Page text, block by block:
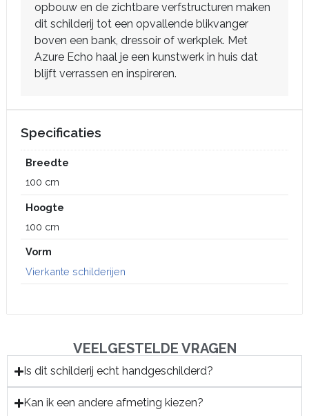
opbouw en de zichtbare verfstructuren maken
dit schilderij tot een opvallende blikvanger
boven een bank, dressoir of werkplek. Met
Azure Echo haal je een kunstwerk in huis dat
blijft verrassen en inspireren.
Specificaties
Breedte
100 cm
Hoogte
100 cm
Vorm
Vierkante schilderijen
VEELGESTELDE VRAGEN
Is dit schilderij echt handgeschilderd?
Kan ik een andere afmeting kiezen?